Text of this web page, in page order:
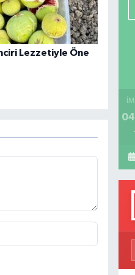
Lezzetiyle Öne